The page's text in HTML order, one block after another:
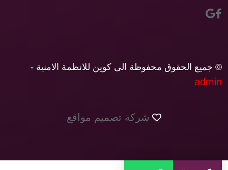
© جميع الحقوق محفوظة الى كوين للانظمة الامنية -
admin
شركة تصميم مواقع